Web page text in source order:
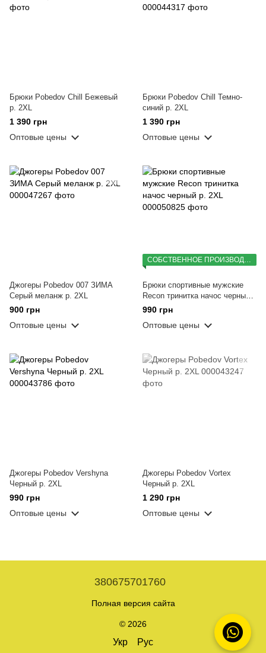
Брюки Pobedov Chill Бежевый
р. 2XL
1 390 грн
Оптовые цены
Брюки Pobedov Chill Темно-
синий р. 2XL
1 390 грн
Оптовые цены
Джогеры Pobedov 007 ЗИМА
Серый меланж р. 2XL
900 грн
Оптовые цены
Брюки спортивные мужские
Recon тринитка начос черный
р. 2XL
990 грн
Оптовые цены
Джогеры Pobedov Vershyna
Черный р. 2XL
990 грн
Оптовые цены
Джогеры Pobedov Vortex
Черный р. 2XL
1 290 грн
Оптовые цены
380675701760
Полная версия сайта
© 2026
Укр Рус